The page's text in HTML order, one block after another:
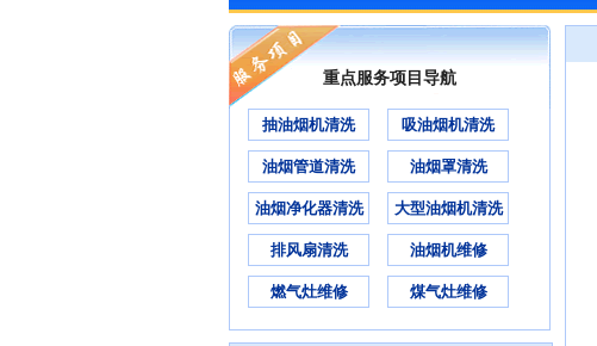
重点服务项目导航
抽油烟机清洗 吸油烟机清洗
油烟管道清洗 油烟罩清洗
油烟净化器清洗 大型油烟机清洗
排风扇清洗 油烟机维修
燃气灶维修 煤气灶维修